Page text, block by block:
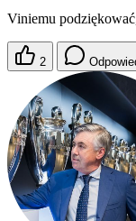
Viniemu
2